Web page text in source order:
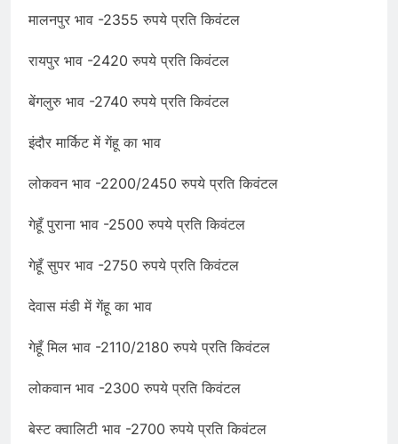
मालनपुर भाव -2355 रुपये प्रति किवंटल
रायपुर भाव -2420 रुपये प्रति किवंटल
बेंगलुरु भाव -2740 रुपये प्रति किवंटल
इंदौर मार्किट में गेंहू का भाव
लोकवन भाव -2200/2450 रुपये प्रति किवंटल
गेहूँ पुराना भाव -2500 रुपये प्रति किवंटल
गेहूँ सुपर भाव -2750 रुपये प्रति किवंटल
देवास मंडी में गेंहू का भाव
गेहूँ मिल भाव -2110/2180 रुपये प्रति किवंटल
लोकवान भाव -2300 रुपये प्रति किवंटल
बेस्ट क्वालिटी भाव -2700 रुपये प्रति किवंटल